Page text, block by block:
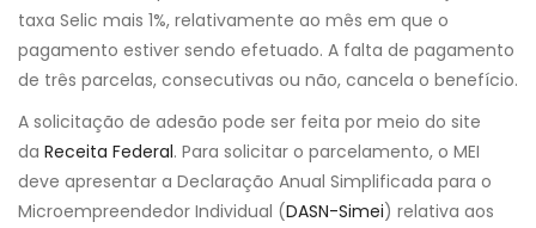
taxa Selic mais 1%, relativamente ao mês em que o
pagamento estiver sendo efetuado. A falta de pagamento
de três parcelas, consecutivas ou não, cancela o benefício.
A solicitação de adesão pode ser feita por meio do site
da Receita Federal. Para solicitar o parcelamento, o MEI
deve apresentar a Declaração Anual Simplificada para o
Microempreendedor Individual (DASN-Simei) relativa aos